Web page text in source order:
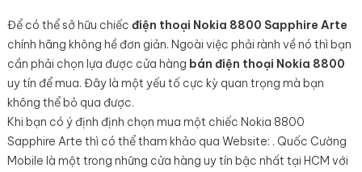
Để có thể sở hữu chiếc điện thoại Nokia 8800 Sapphire Arte
chính hãng không hề đơn giản. Ngoài việc phải rành về nó thì bạn
cần phải chọn lựa được cửa hàng bán điện thoại Nokia 8800
uy tín để mua. Đây là một yếu tố cực kỳ quan trọng mà bạn
không thể bỏ qua được.
Khi bạn có ý định định chọn mua một chiếc Nokia 8800
Sapphire Arte thì có thể tham khảo qua Website: . Quốc Cường
Mobile là một trong những cửa hàng uy tín bậc nhất tại HCM với